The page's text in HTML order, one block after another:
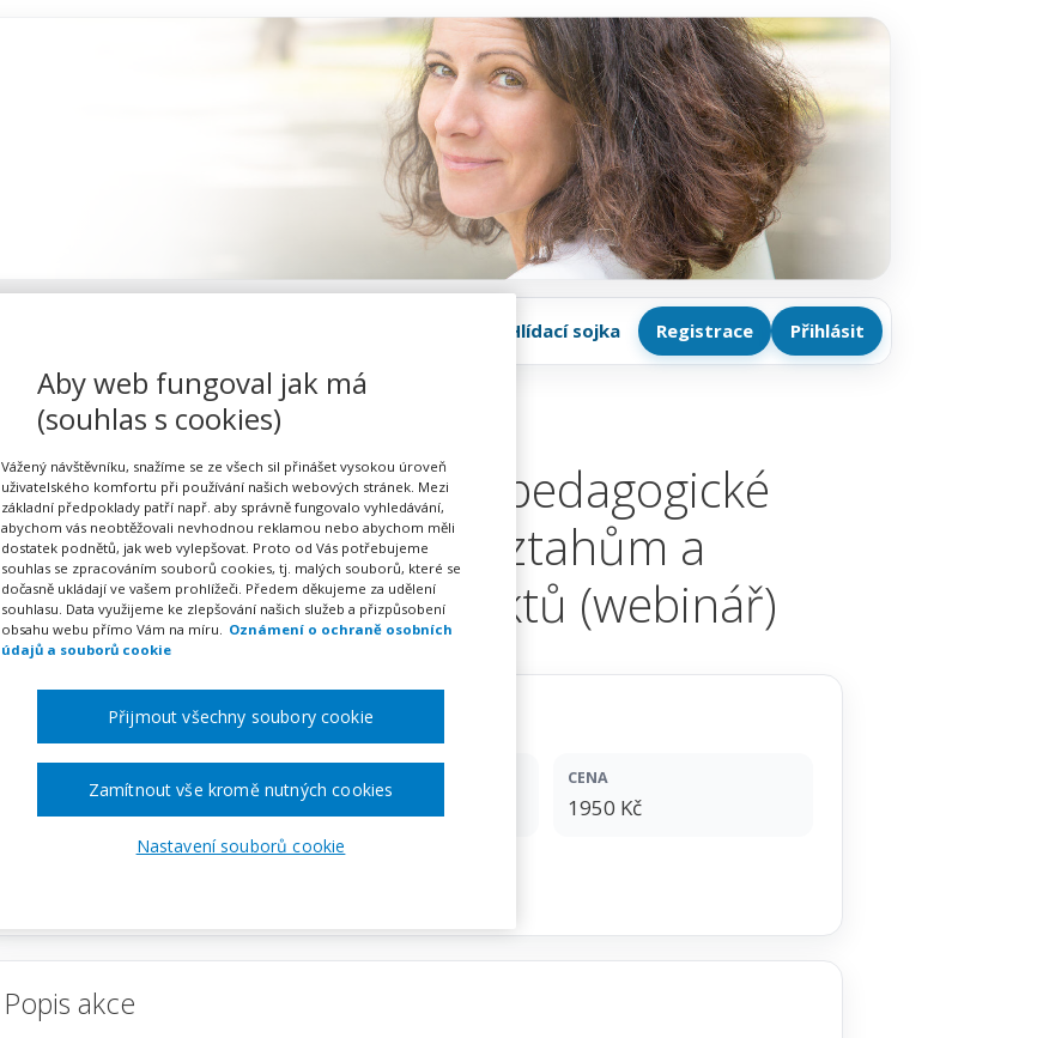
Hlídací sojka Registrace Přihlásit
Nenásilná komunikace v pedagogické
praxi: cesta ke zdravým vztahům a
efektivnímu řešení konfliktů (webinář)
Zřetel, s.r.o.
ONLINE
CENA
1950 Kč
Popis akce
Aby web fungoval jak má
(souhlas s cookies)
Vážený návštěvníku, snažíme se ze všech sil přinášet vysokou úroveň
uživatelského komfortu při používání našich webových stránek. Mezi
základní předpoklady patří např. aby správně fungovalo vyhledávání,
abychom vás neobtěžovali nevhodnou reklamou nebo abychom měli
dostatek podnětů, jak web vylepšovat. Proto od Vás potřebujeme
souhlas se zpracováním souborů cookies, tj. malých souborů, které se
dočasně ukládají ve vašem prohlížeči. Předem děkujeme za udělení
souhlasu. Data využijeme ke zlepšování našich služeb a přizpůsobení
obsahu webu přímo Vám na míru.
Oznámení o ochraně osobních
údajů a souborů cookie
Nastavení souborů cookie
Zamítnout vše kromě nutných cookies
Přijmout všechny soubory cookie